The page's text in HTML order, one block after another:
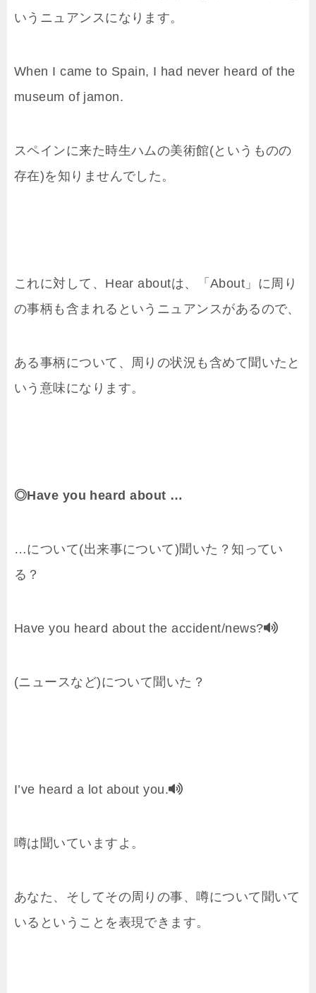
いうニュアンスになります。
When I came to Spain, I had never heard of the
museum of jamon.
スペインに来た時生ハムの美術館(というものの
存在)を知りませんでした。
これに対して、Hear aboutは、「About」に周り
の事柄も含まれるというニュアンスがあるので、
ある事柄について、周りの状況も含めて聞いたと
いう意味になります。
◎Have you heard about …
…について(出来事について)聞いた？知ってい
る？
Have you heard about the accident/news?
(ニュースなど)について聞いた？
I’ve heard a lot about you.
噂は聞いていますよ。
あなた、そしてその周りの事、噂について聞いて
いるということを表現できます。